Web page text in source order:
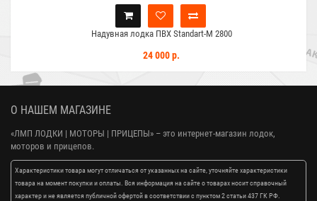
Надувная лодка ПВХ Standart-M 2800
24 000 р.
О НАШЕМ МАГАЗИНЕ
«ЛМП ЛОДКИ | МОТОРЫ | ПРИЦЕПЫ» – это интернет-магазин лодок,
моторов и прицепов.
Характеристики товара могут отличаться от указанных на сайте, уточняйте характеристики
товара на момент покупки и оплаты. Вся информация на сайте о товарах носит справочный
характер и не является публичной офертой в соответствии с пунктом 2 статьи 437 ГК РФ.